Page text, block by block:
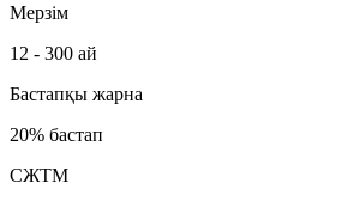
Мерзім
12 - 300 ай
Бастапқы жарна
20% бастап
СЖТМ